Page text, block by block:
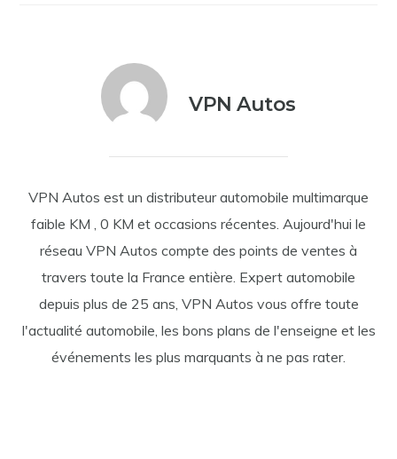
VPN Autos
VPN Autos est un distributeur automobile multimarque
faible KM , 0 KM et occasions récentes. Aujourd'hui le
réseau VPN Autos compte des points de ventes à
travers toute la France entière. Expert automobile
depuis plus de 25 ans, VPN Autos vous offre toute
l'actualité automobile, les bons plans de l'enseigne et les
événements les plus marquants à ne pas rater.